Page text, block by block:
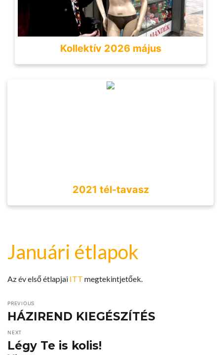
Kollektív 2026 május
2021 tél-tavasz
Januári étlapok
Az év első étlapjai ITT megtekintjetőek.
PREVIOUS
HÁZIREND KIEGÉSZÍTÉS
NEXT
Légy Te is kolis!